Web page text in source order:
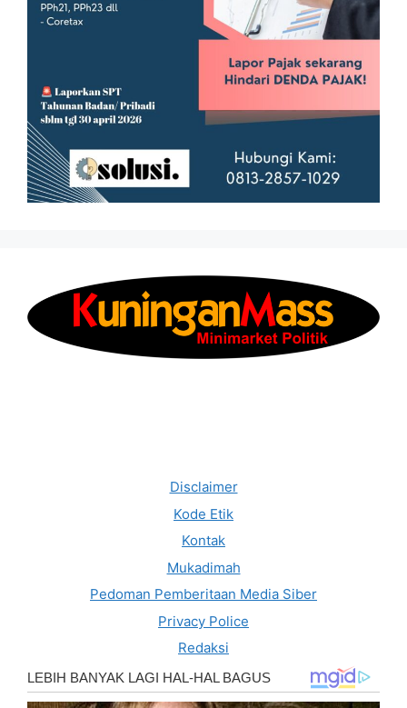
Disclaimer
Kode Etik
Kontak
Mukadimah
Pedoman Pemberitaan Media Siber
Privacy Police
Redaksi